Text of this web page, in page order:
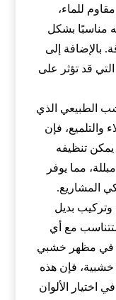
للماء،
مناسبًا بشكل
بالإضافة إلى
قد تؤثر على
الطبيعي الذي
والتلميع، فإن
تنظيفه
مما يوفر
المشاريع.
وتركيب بديل
مع أي
في مظهر خشبي
فإن هذه
اختيار الألوان